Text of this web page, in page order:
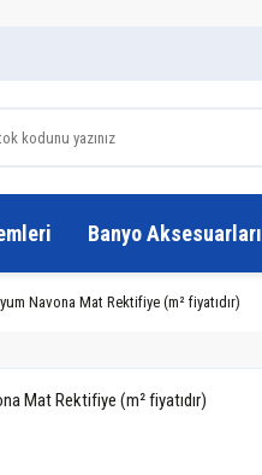
Banyo Aksesuarları
Navona Mat Rektifiye (m² fiyatıdır)